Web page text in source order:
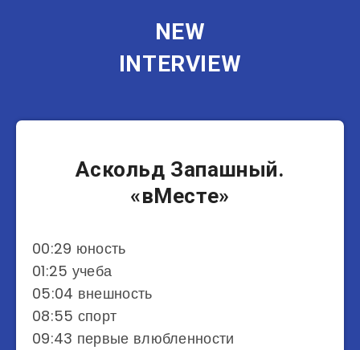
NEW
INTERVIEW
АктерыАскольд Запашный.
«вМесте»
00:29 юность
01:25 учеба
05:04 внешность
08:55 спорт
09:43 первые влюбленности